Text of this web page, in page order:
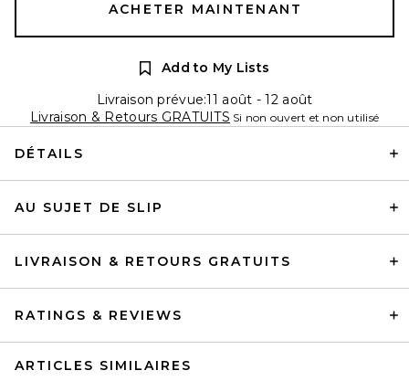
ACHETER MAINTENANT
Add to My Lists
Livraison prévue:11 août - 12 août
Livraison & Retours GRATUITS Si non ouvert et non utilisé
DÉTAILS
AU SUJET DE SLIP
LIVRAISON & RETOURS GRATUITS
RATINGS & REVIEWS
ARTICLES SIMILAIRES